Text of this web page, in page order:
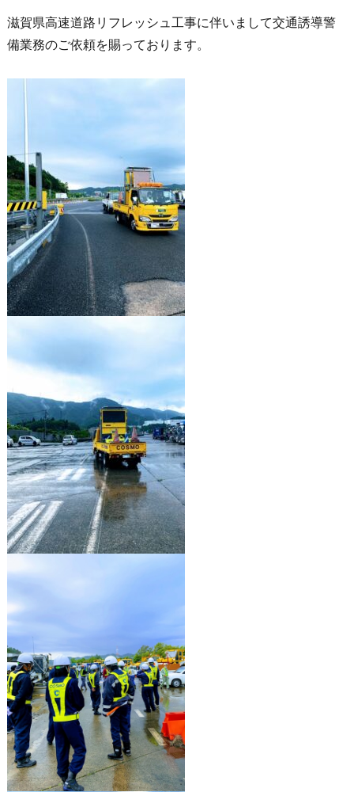
滋賀県高速道路リフレッシュ工事に伴いまして交通誘導警
備業務のご依頼を賜っております。